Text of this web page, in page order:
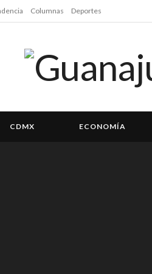
Columnas Deportes
CDMX ECONOMÍA